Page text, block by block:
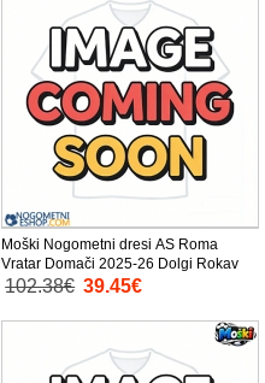
Moški Nogometni dresi AS Roma
Vratar Domači 2025-26 Dolgi Rokav
102.38€ 39.45€